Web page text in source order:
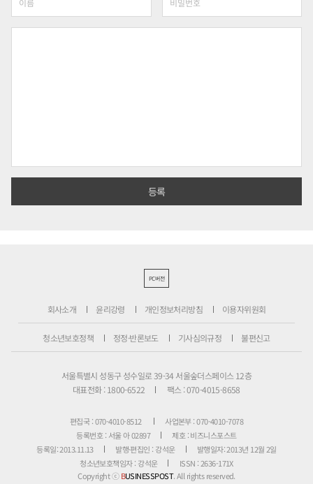
PC버전
회사소개 윤리강령 개인정보처리방침 이용자위원회
청소년보호정책 정정·반론보도 기사심의규정 불편신고
서울특별시 성동구 성수일로 39-34 서울숲더스페이스 12층
대표전화 : 1800-6522
팩스 : 070-4015-8658
편집국 : 070-4010-8512
사업본부 : 070-4010-7078
등록번호 : 서울 아 02897
제호 : 비즈니스포스트
등록일: 2013.11.13
발행·편집인 : 강석운
발행일자: 2013년 12월 2일
청소년보호책임자 : 강석운
ISSN : 2636-171X
Copyright ⓒBUSINESSPOST. All rights reserved.